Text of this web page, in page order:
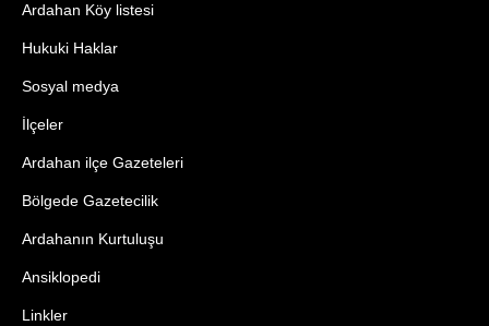
Ardahan Köy listesi
Hukuki Haklar
Sosyal medya
İlçeler
Ardahan ilçe Gazeteleri
Bölgede Gazetecilik
Ardahanın Kurtuluşu
Ansiklopedi
Linkler